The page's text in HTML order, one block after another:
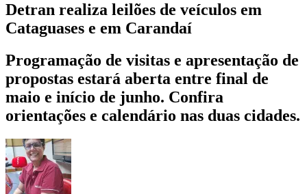
Detran realiza leilões de veículos em
Cataguases e em Carandaí
Programação de visitas e apresentação de
propostas estará aberta entre final de
maio e início de junho. Confira
orientações e calendário nas duas cidades.